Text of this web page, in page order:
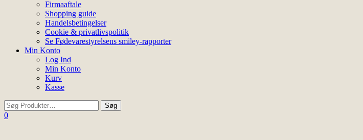
Firmaaftale
Shopping guide
Handelsbetingelser
Cookie & privatlivspolitik
Se Fødevarestyrelsens smiley-rapporter
Min Konto
Log Ind
Min Konto
Kurv
Kasse
0